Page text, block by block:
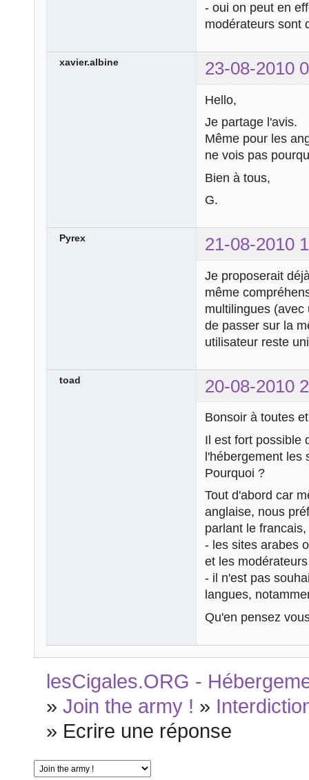
- oui on peut en
modérateurs sont
xavier.albine 23-08-2010
Hello,
Je partage l'avis.
Même pour les
ne vois pas
Bien à tous,
G.
Pyrex 21-08-2010
Je proposerait
même
multilingues
de passer sur la
utilisateur reste
toad 20-08-2010
Bonsoir à toutes
Il est fort possible
l'hébergement les
Pourquoi ?
Tout d'abord car
anglaise, nous
parlant le
- les sites arabes
et les
- il n'est pas
langues,
Qu'en pensez
lesCigales.ORG -
»Join the army ! »
» Ecrire une réponse